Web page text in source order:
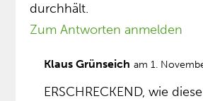
durchhält.
Zum Antworten anmelden
Klaus Grünseich am 1.
ERSCHRECKEND, wie diese